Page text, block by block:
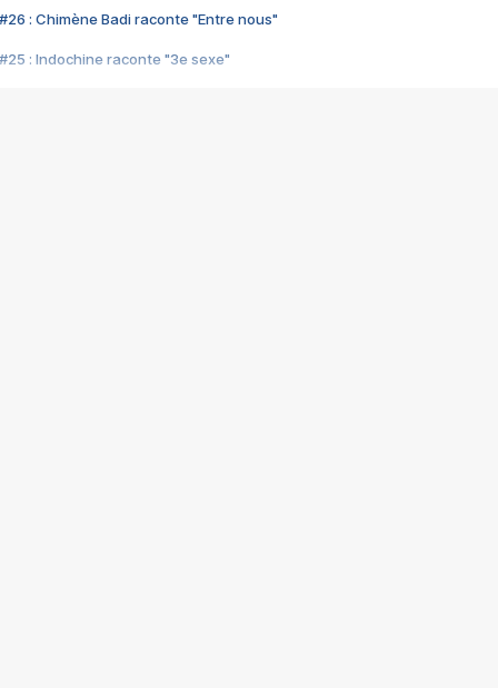
#26 : Chimène Badi raconte "Entre nous"
#25 : Indochine raconte "3e sexe"